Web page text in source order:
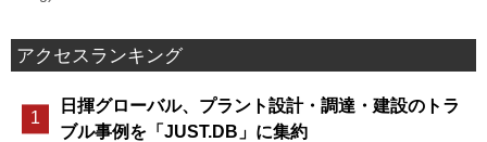
アクセスランキング
日揮グローバル、プラント設計・調達・建設のトラ
ブル事例を「JUST.DB」に集約